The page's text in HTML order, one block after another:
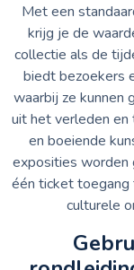
Met een
krijg je de
collectie als de
biedt bezoekers
waarbij ze kunnen
uit het verleden
en boeiende
exposities worden
één ticket toegang
culturele